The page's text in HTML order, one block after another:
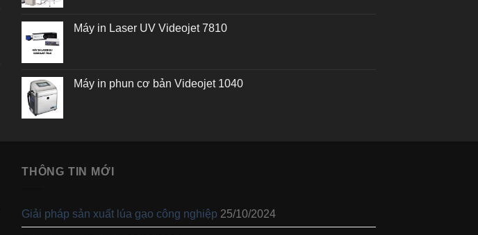
10 ₫.
là:
Máy in Laser UV Videojet 7810
Máy in phun cơ bản Videojet 1040
THÔNG TIN MỚI
Giải pháp sản xuất lúa gạo công nghiệp 25/10/2024